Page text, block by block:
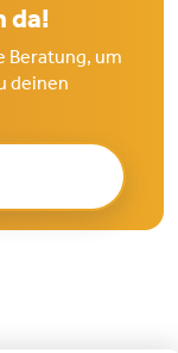
da!
Beratung, um
deinen